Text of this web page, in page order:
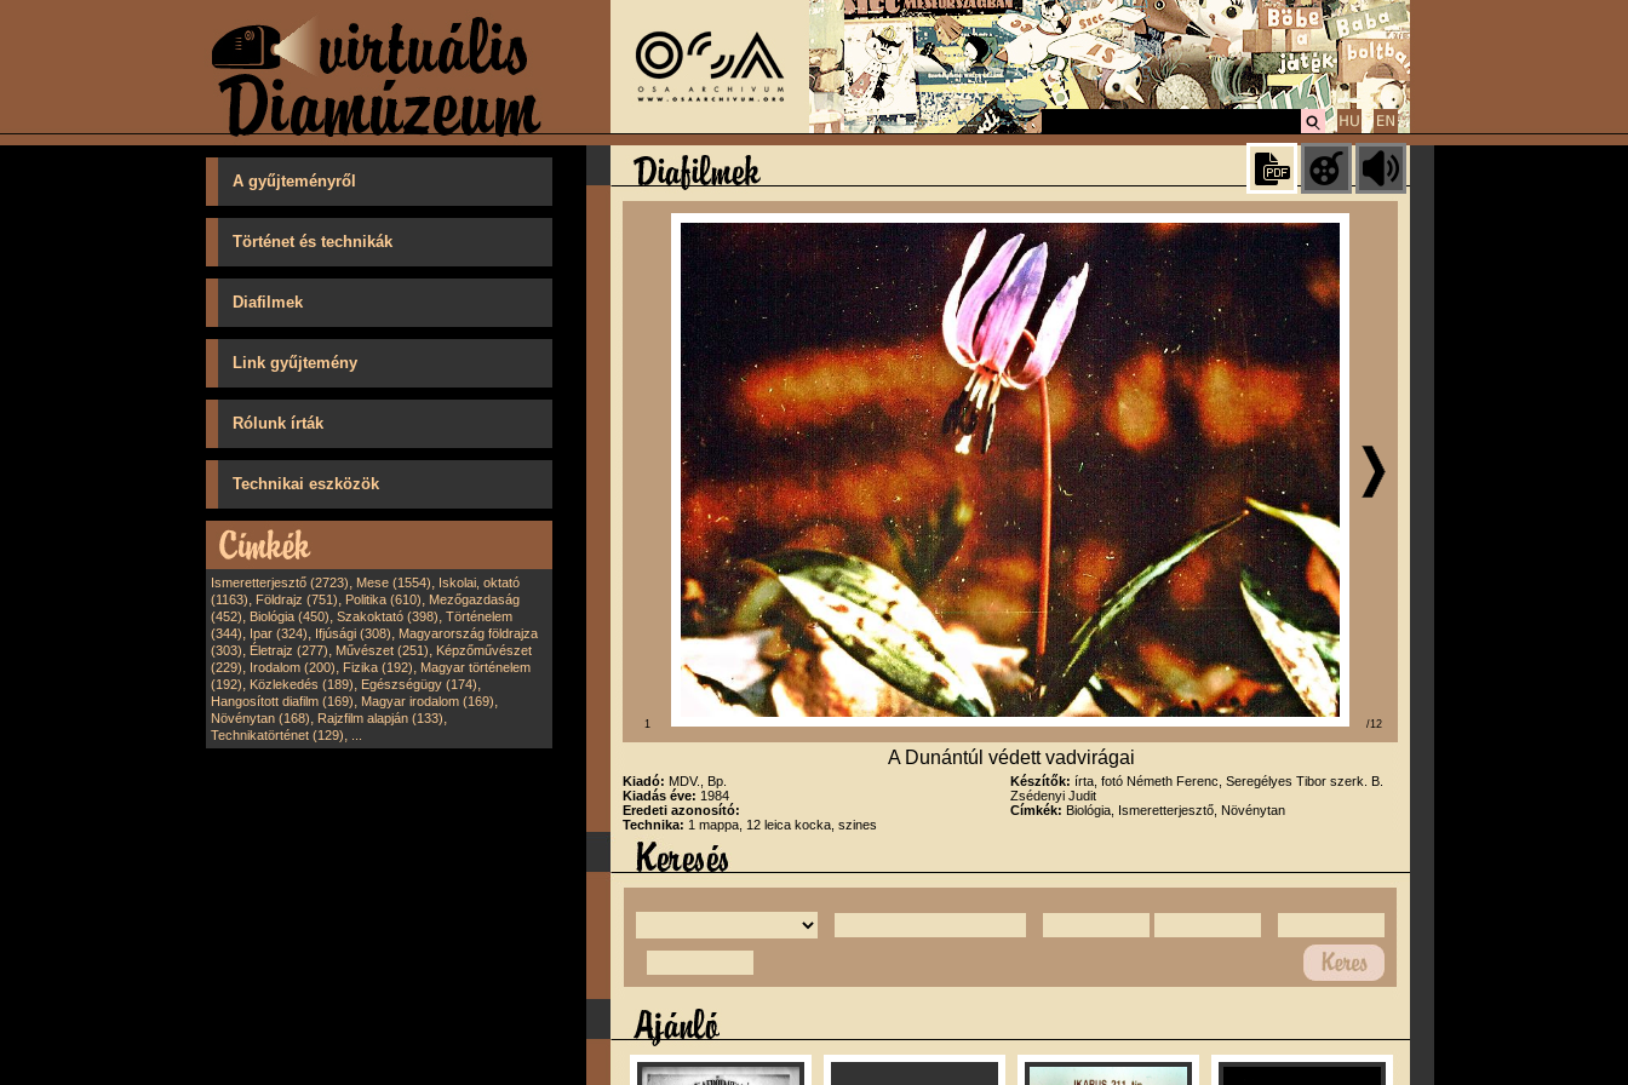
A gyűjteményről
Történet és technikák
Diafilmek
Link gyűjtemény
Rólunk írták
Technikai eszközök
Ismeretterjesztő (2723), Mese (1554), Iskolai, oktató
(1163), Földrajz (751), Politika (610), Mezőgazdaság
(452), Biológia (450), Szakoktató (398), Történelem
(344), Ipar (324), Ifjúsági (308), Magyarország földrajza
(303), Életrajz (277), Művészet (251), Képzőművészet
(229), Irodalom (200), Fizika (192), Magyar történelem
(192), Közlekedés (189), Egészségügy (174),
Hangosított diafilm (169), Magyar irodalom (169),
Növénytan (168), Rajzfilm alapján (133),
Technikatörténet (129),
1 /12
A Dunántúl védett vadvirágai
Kiadó: MDV., Bp.
Kiadás éve: 1984
Eredeti azonosító:
Technika: 1 mappa, 12 leica kocka, szines
Készítők: írta, fotó Németh Ferenc, Seregélyes Tibor szerk. B.
Zsédenyi Judit
Címkék: Biológia, Ismeretterjesztő, Növénytan